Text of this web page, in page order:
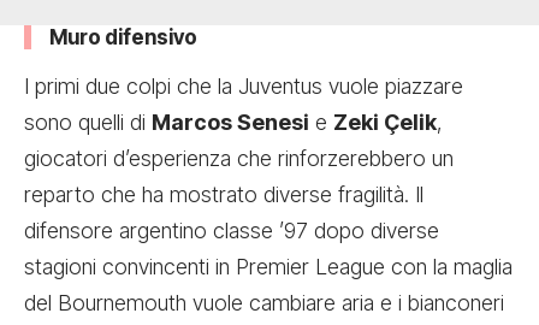
Muro difensivo
I primi due colpi che la Juventus vuole piazzare
sono quelli di Marcos Senesi e Zeki Çelik,
giocatori d’esperienza che rinforzerebbero un
reparto che ha mostrato diverse fragilità. Il
difensore argentino classe ’97 dopo diverse
stagioni convincenti in Premier League con la maglia
del Bournemouth vuole cambiare aria e i bianconeri